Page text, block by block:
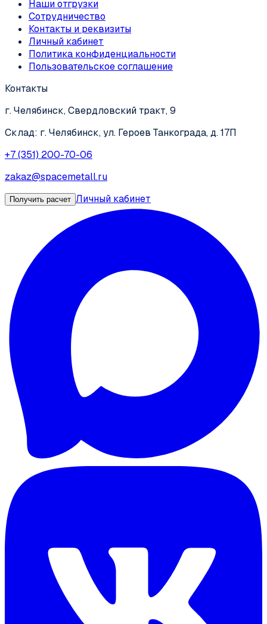
Наши отгрузки
Сотрудничество
Контакты и реквизиты
Личный кабинет
Политика конфиденциальности
Пользовательское соглашение
Контакты
г. Челябинск, Свердловский тракт, 9
Склад: г. Челябинск, ул. Героев Танкограда, д. 17П
+7 (351) 200-70-06
zakaz@spacemetall.ru
Получить расчет Личный кабинет